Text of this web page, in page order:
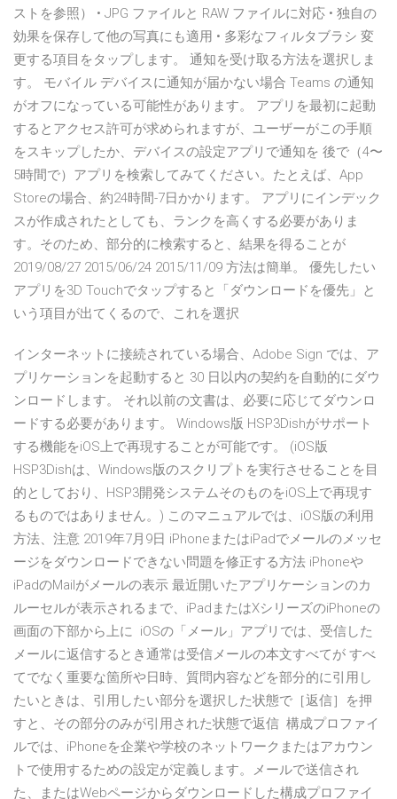
ストを参照） • JPG ファイルと RAW ファイルに対応 • 独自の
効果を保存して他の写真にも適用 • 多彩なフィルタブラシ 変
更する項目をタップします。 通知を受け取る方法を選択しま
す。 モバイル デバイスに通知が届かない場合 Teams の通知
がオフになっている可能性があります。 アプリを最初に起動
するとアクセス許可が求められますが、ユーザーがこの手順
をスキップしたか、デバイスの設定アプリで通知を 後で（4〜
5時間で）アプリを検索してみてください。たとえば、App
Storeの場合、約24時間-7日かかります。 アプリにインデック
スが作成されたとしても、ランクを高くする必要がありま
す。そのため、部分的に検索すると、結果を得ることが
2019/08/27 2015/06/24 2015/11/09 方法は簡単。 優先したい
アプリを3D Touchでタップすると「ダウンロードを優先」と
いう項目が出てくるので、これを選択
インターネットに接続されている場合、Adobe Sign では、ア
プリケーションを起動すると 30 日以内の契約を自動的にダウ
ンロードします。 それ以前の文書は、必要に応じてダウンロ
ードする必要があります。 Windows版 HSP3Dishがサポート
する機能をiOS上で再現することが可能です。 (iOS版
HSP3Dishは、Windows版のスクリプトを実行させることを目
的としており、HSP3開発システムそのものをiOS上で再現す
るものではありません。) このマニュアルでは、iOS版の利用
方法、注意 2019年7月9日 iPhoneまたはiPadでメールのメッセ
ージをダウンロードできない問題を修正する方法 iPhoneや
iPadのMailがメールの表示 最近開いたアプリケーションのカ
ルーセルが表示されるまで、iPadまたはXシリーズのiPhoneの
画面の下部から上に iOSの「メール」アプリでは、受信した
メールに返信するとき通常は受信メールの本文すべてが すべ
てでなく重要な箇所や日時、質問内容などを部分的に引用し
たいときは、引用したい部分を選択した状態で［返信］を押
すと、その部分のみが引用された状態で返信 構成プロファイ
ルでは、iPhoneを企業や学校のネットワークまたはアカウン
トで使用するための設定が定義します。メールで送信され
た、またはWebページからダウンロードした構成プロファイ